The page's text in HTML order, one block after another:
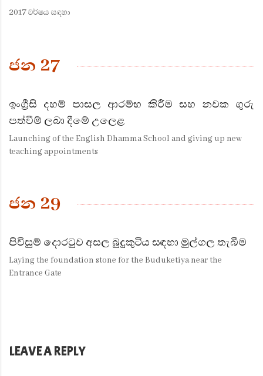
2017 වර්ෂය සඳහා
ජන 27
ඉංග්‍රීසි දහම් පාසල ආරම්භ කිරීම සහ නවක ගුරු
පත්වීම් ලබා දීමේ උලෙළ
Launching of the English Dhamma School and giving up new
teaching appointments
ජන 29
පිවිසුම් දොරටුව අසල බුදුකුටිය සඳහා මුල්ගල තැබීම
Laying the foundation stone for the Buduketiya near the
Entrance Gate
LEAVE A REPLY